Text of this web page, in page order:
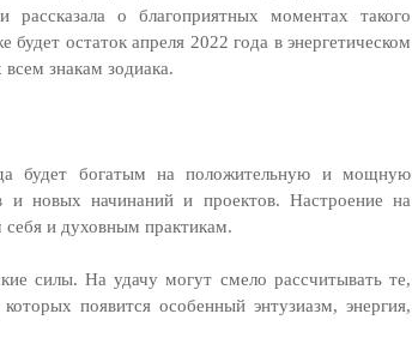
о благоприятных моментах такого
остаток апреля 2022 года в энергетическом
знакам зодиака.
будет богатым на положительную и мощную
и новых начинаний и проектов. Настроение на
себя и духовным практикам.
силы. На удачу могут смело рассчитывать те,
появится особенный энтузиазм, энергия,